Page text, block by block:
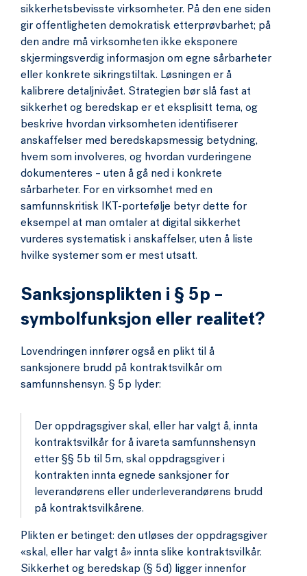
sikkerhetsbevisste virksomheter. På den ene siden
gir offentligheten demokratisk etterprøvbarhet; på
den andre må virksomheten ikke eksponere
skjermingsverdig informasjon om egne sårbarheter
eller konkrete sikringstiltak. Løsningen er å
kalibrere detaljnivået. Strategien bør slå fast at
sikkerhet og beredskap er et eksplisitt tema, og
beskrive hvordan virksomheten identifiserer
anskaffelser med beredskapsmessig betydning,
hvem som involveres, og hvordan vurderingene
dokumenteres – uten å gå ned i konkrete
sårbarheter. For en virksomhet med en
samfunnskritisk IKT-portefølje betyr dette for
eksempel at man omtaler at digital sikkerhet
vurderes systematisk i anskaffelser, uten å liste
hvilke systemer som er mest utsatt.
Sanksjonsplikten i § 5p –
symbolfunksjon eller realitet?
Lovendringen innfører også en plikt til å
sanksjonere brudd på kontraktsvilkår om
samfunnshensyn. § 5p lyder:
Der oppdragsgiver skal, eller har valgt å, innta
kontraktsvilkår for å ivareta samfunnshensyn
etter §§ 5b til 5m, skal oppdragsgiver i
kontrakten innta egnede sanksjoner for
leverandørens eller underleverandørens brudd
på kontraktsvilkårene.
Plikten er betinget: den utløses der oppdragsgiver
«skal, eller har valgt å» innta slike kontraktsvilkår.
Sikkerhet og beredskap (§ 5d) ligger innenfor